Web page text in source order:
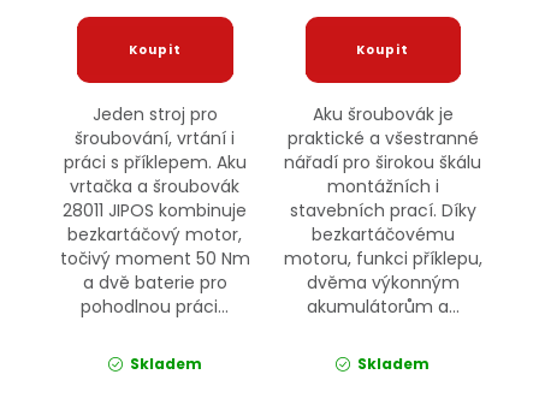
Jeden stroj pro
šroubování, vrtání i
práci s příklepem. Aku
vrtačka a šroubovák
28011 JIPOS kombinuje
bezkartáčový motor,
točivý moment 50 Nm
a dvě baterie pro
pohodlnou práci...
Skladem
Aku šroubovák je
praktické a všestranné
nářadí pro širokou škálu
montážních i
stavebních prací. Díky
bezkartáčovému
motoru, funkci příklepu,
dvěma výkonným
akumulátorům a...
Skladem